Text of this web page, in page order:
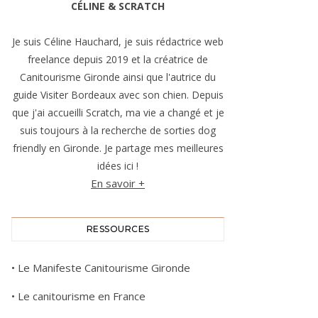
CÉLINE & SCRATCH
Je suis Céline Hauchard, je suis rédactrice web
freelance depuis 2019 et la créatrice de
Canitourisme Gironde ainsi que l'autrice du
guide Visiter Bordeaux avec son chien. Depuis
que j'ai accueilli Scratch, ma vie a changé et je
suis toujours à la recherche de sorties dog
friendly en Gironde. Je partage mes meilleures
idées ici !
En savoir +
RESSOURCES
• Le Manifeste Canitourisme Gironde
• Le canitourisme en France